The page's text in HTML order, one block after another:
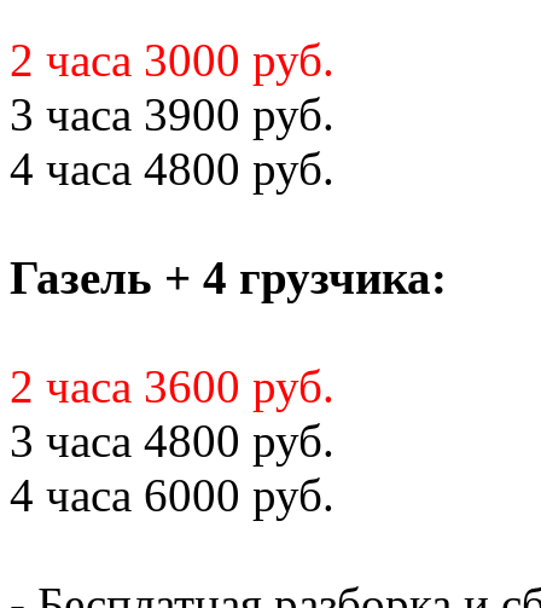
2 часа 3000 руб.
3 часа 3900 руб.
4 часа 4800 руб.
Газель + 4 грузчика:
2 часа 3600 руб.
3 часа 4800 руб.
4 часа 6000 руб.